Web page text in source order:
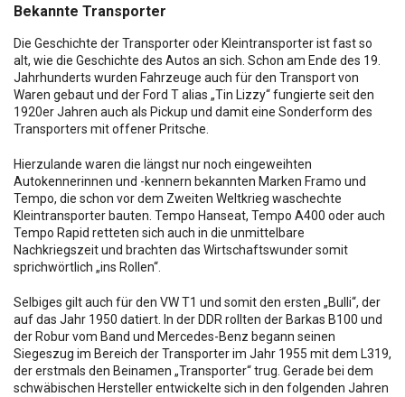
Bekannte Transporter
Die Geschichte der Transporter oder Kleintransporter ist fast so
alt, wie die Geschichte des Autos an sich. Schon am Ende des 19.
Jahrhunderts wurden Fahrzeuge auch für den Transport von
Waren gebaut und der Ford T alias „Tin Lizzy“ fungierte seit den
1920er Jahren auch als Pickup und damit eine Sonderform des
Transporters mit offener Pritsche.
Hierzulande waren die längst nur noch eingeweihten
Autokennerinnen und -kennern bekannten Marken Framo und
Tempo, die schon vor dem Zweiten Weltkrieg waschechte
Kleintransporter bauten. Tempo Hanseat, Tempo A400 oder auch
Tempo Rapid retteten sich auch in die unmittelbare
Nachkriegszeit und brachten das Wirtschaftswunder somit
sprichwörtlich „ins Rollen“.
Selbiges gilt auch für den VW T1 und somit den ersten „Bulli“, der
auf das Jahr 1950 datiert. In der DDR rollten der Barkas B100 und
der Robur vom Band und Mercedes-Benz begann seinen
Siegeszug im Bereich der Transporter im Jahr 1955 mit dem L319,
der erstmals den Beinamen „Transporter“ trug. Gerade bei dem
schwäbischen Hersteller entwickelte sich in den folgenden Jahren